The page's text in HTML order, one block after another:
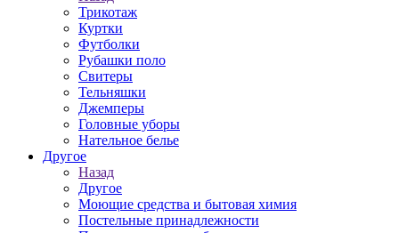
Трикотаж
Куртки
Футболки
Рубашки поло
Свитеры
Тельняшки
Джемперы
Головные уборы
Нательное белье
Другое
Назад
Другое
Моющие средства и бытовая химия
Постельные принадлежности